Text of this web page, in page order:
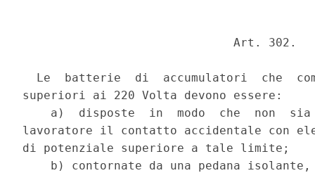
                              Art. 302.
Le  batterie  di  accumulatori  che
superiori ai 220 Volta devono essere:
a)  disposte  in  modo  che  non
lavoratore il contatto accidentale con
di potenziale superiore a tale limite;